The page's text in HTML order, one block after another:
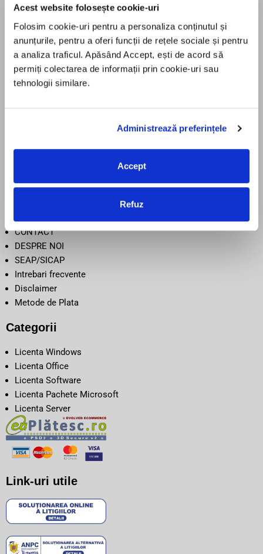
Acest website folosește cookie-uri
Folosim cookie-uri pentru a personaliza conținutul și
anunțurile, pentru a oferi funcții de rețele sociale și pentru
a analiza traficul. Apăsând Accept, ești de acord să
permiți colectarea de informații prin cookie-uri sau
tehnologii similare.
Administrează preferințele
Accept
Refuz
licențe software digitale. Activăm pe piață din 2018.
LicenteOnline.ro este operat de LICENTEDIGITALE SRL
CUI: 43282860
Nr. Reg. Com.: J05/2034/2020
Adresă: Beiuș, Jud. Bihor, România
POLITICA DE RETUR
CONTACT
DESPRE NOI
SEAP/SICAP
Intrebari frecvente
Disclaimer
Metode de Plata
Categorii
Licenta Windows
Licenta Office
Licenta Software
Licenta Pachete Microsoft
Licenta Server
Link-uri utile